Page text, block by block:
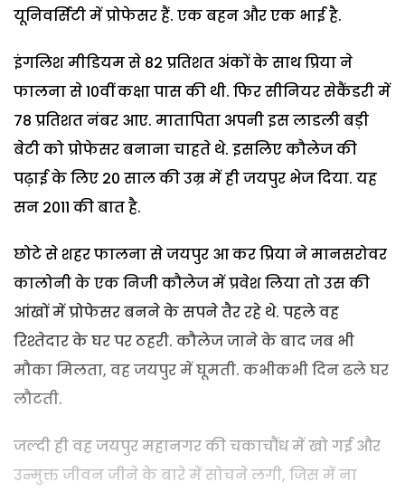
यूनिवर्सिटी में प्रोफेसर हैं. एक बहन और एक भाई है.
इंगलिश मीडियम से 82 प्रतिशत अंकों के साथ प्रिया ने
फालना से 10वीं कक्षा पास की थी. फिर सीनियर सेकैंडरी में
78 प्रतिशत नंबर आए. मातापिता अपनी इस लाडली बड़ी
बेटी को प्रोफेसर बनाना चाहते थे. इसलिए कौलेज की
पढ़ाई के लिए 20 साल की उम्र में ही जयपुर भेज दिया. यह
सन 2011 की बात है.
छोटे से शहर फालना से जयपुर आ कर प्रिया ने मानसरोवर
कालोनी के एक निजी कौलेज में प्रवेश लिया तो उस की
आंखों में प्रोफेसर बनने के सपने तैर रहे थे. पहले वह
रिश्तेदार के घर पर ठहरी. कौलेज जाने के बाद जब भी
मौका मिलता, वह जयपुर में घूमती. कभीकभी दिन ढले घर
लौटती.
जल्दी ही वह जयपुर महानगर की चकाचौंध में खो गई और
उन्मुक्त जीवन जीने के बारे में सोचने लगी, जिस में ना